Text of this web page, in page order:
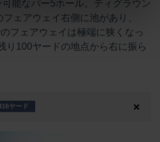
能なパー5ホール。ティグラウン
ェアウェイ右側に池があり、
フェアウェイは極端に狭くなっ
り100ヤードの地点から右に振ら
ヤード